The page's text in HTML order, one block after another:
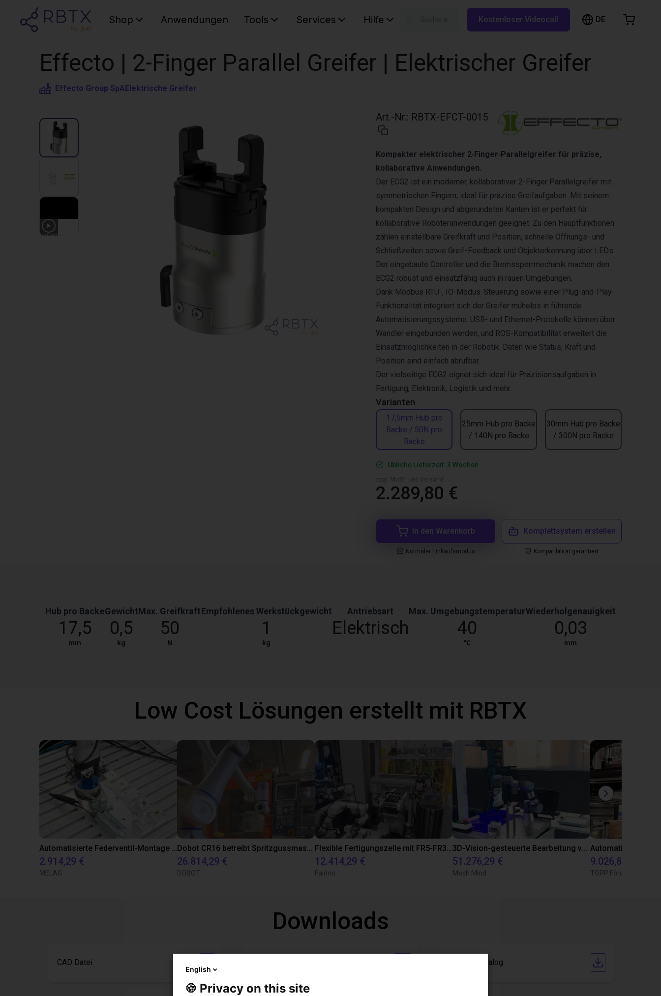
Shop Anwendungen Tools Services Hilfe Kostenloser Videocall DE
Effecto | 2-Finger Parallel Greifer | Elektrischer Greifer
Effecto Group SpAElektrische Greifer
1 VIDEO
Art.-Nr.: RBTX-EFCT-0015
Varianten
17,5mm Hub pro
Backe / 50N pro
Backe
25mm Hub pro Backe
/ 140N pro Backe
30mm Hub pro Backe
/ 300N pro Backe
Kompakter elektrischer 2‑Finger‑Parallelgreifer für präzise,
kollaborative Anwendungen.
Der ECG2 ist ein moderner, kollaborativer 2-Finger Parallelgreifer mit
symmetrischen Fingern, ideal für präzise Greifaufgaben. Mit seinem
kompakten Design und abgerundeten Kanten ist er perfekt für
kollaborative Roboteranwendungen geeignet. Zu den Hauptfunktionen
zählen einstellbare Greifkraft und Position, schnelle Öffnungs- und
Schließzeiten sowie Greif-Feedback und Objekterkennung über LEDs.
Der eingebaute Controller und die Bremssperrmechanik machen den
ECG2 robust und einsatzfähig auch in rauen Umgebungen.
Dank Modbus RTU-, IO-Modus-Steuerung sowie einer Plug-and-Play-
Funktionalität integriert sich der Greifer mühelos in führende
Automatisierungssysteme. USB- und Ethernet-Protokolle können über
Wandler eingebunden werden, und ROS-Kompatibilität erweitert die
Einsatzmöglichkeiten in der Robotik. Daten wie Status, Kraft und
Position sind einfach abrufbar.
Der vielseitige ECG2 eignet sich ideal für Präzisionsaufgaben in
Fertigung, Elektronik, Logistik und mehr.
Übliche Lieferzeit: 3 Wochen
2.289,80 €
In den Warenkorb
Normaler Einkaufsmodus
Komplettsystem erstellen
Kompatibilität garantiert
Hub pro Backe
17,5
mm
Gewicht
0,5
kg
Max. Greifkraft
50
N
Empfohlenes Werkstückgewicht
1
kg
Antriebsart
Elektrisch
Max. Umgebungstemperatur
40
℃
Wiederholgenauigkeit
0,03
mm
Low Cost Lösungen erstellt mit RBTX
Automatisierte Federventil-Montage mit Schraubvorgang mit Dobot Nova 2 Roboter
2.914,29 €
MELAG
Dobot CR16 betreibt Spritzgussmaschine
26.814,29 €
DOBOT
Flexible Fertigungszelle mit FR5-FR3 Übergabesystem
12.414,29 €
Fairino
3D-Vision-gesteuerte Bearbeitung von Getriebewellen
51.276,29 €
Mech Mind
9.026,88 €
TOPP Fördertechnik
Downloads
CAD Datei Produkt Katalog
Im Shop stöbern
English
🍪 Privacy on this site